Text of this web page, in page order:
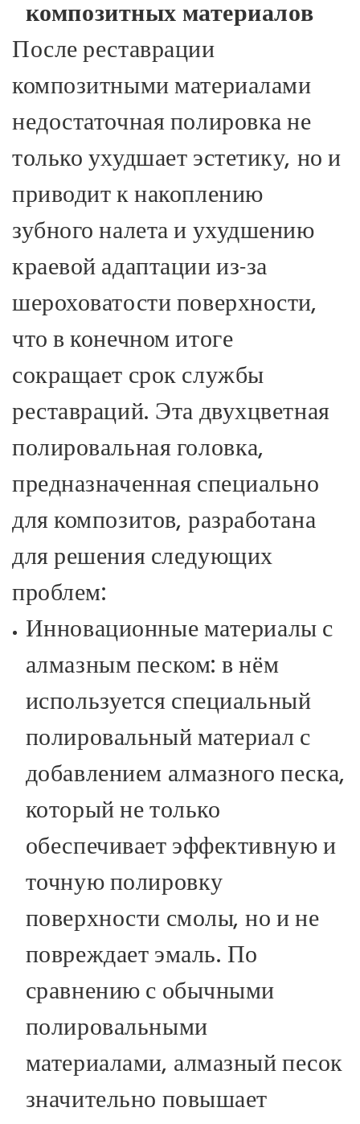
композитных материалов
После реставрации
композитными материалами
недостаточная полировка не
только ухудшает эстетику, но и
приводит к накоплению
зубного налета и ухудшению
краевой адаптации из-за
шероховатости поверхности,
что в конечном итоге
сокращает срок службы
реставраций. Эта двухцветная
полировальная головка,
предназначенная специально
для композитов, разработана
для решения следующих
проблем:
Инновационные материалы с
алмазным песком: в нём
используется специальный
полировальный материал с
добавлением алмазного песка,
который не только
обеспечивает эффективную и
точную полировку
поверхности смолы, но и не
повреждает эмаль. По
сравнению с обычными
полировальными
материалами, алмазный песок
значительно повышает